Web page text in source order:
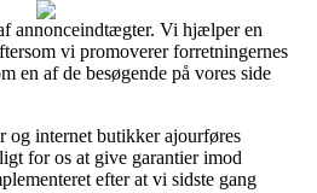
annonceindtægter. Vi hjælper en
vi promoverer forretningernes
en af de besøgende på vores side
og internet butikker ajourføres
for os at give garantier imod
efter at vi sidste gang